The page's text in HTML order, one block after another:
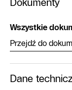
Dokumenty
Wszystkie
Przejdź do
Dane